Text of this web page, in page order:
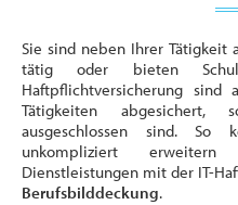
Sie sind neben Ihrer Tätigkeit
tätig oder bieten
Haftpflichtversicherung sind
Tätigkeiten
ausgeschlossen sind. So
unkompliziert
Dienstleistungen mit der IT-
Berufsbilddeckung.